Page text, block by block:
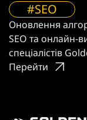
#SEO
Оновлення
SEO та онлайн-
спеціалістів
Перейти